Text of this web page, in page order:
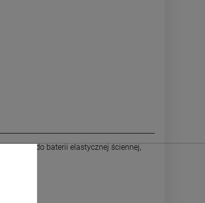
Pasuje do baterii elastycznej ściennej,